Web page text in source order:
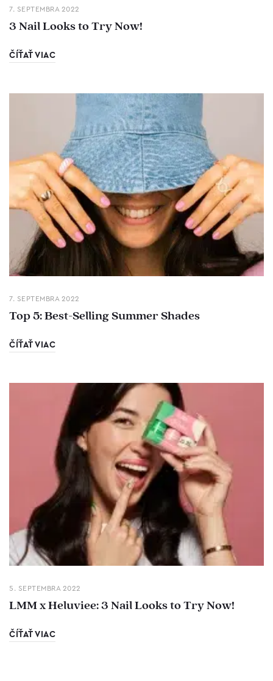
7. SEPTEMBRA 2022
3 Nail Looks to Try Now!
ČÍŤAŤ VIAC
7. SEPTEMBRA 2022
Top 5: Best-Selling Summer Shades
ČÍŤAŤ VIAC
5. SEPTEMBRA 2022
LMM x Heluviee: 3 Nail Looks to Try Now!
ČÍŤAŤ VIAC